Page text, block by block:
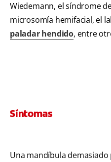
Wiedemann, el síndrome
microsomía hemifacial, el
paladar hendido, entre
Síntomas
Una mandíbula